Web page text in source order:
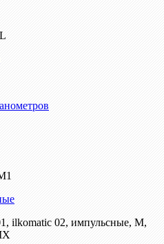
ilkomatic 02, импульсные, М,